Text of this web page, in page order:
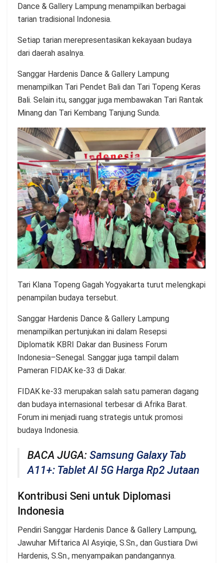
Dance & Gallery Lampung menampilkan berbagai
tarian tradisional Indonesia.
Setiap tarian merepresentasikan kekayaan budaya
dari daerah asalnya.
Sanggar Hardenis Dance & Gallery Lampung
menampilkan Tari Pendet Bali dan Tari Topeng Keras
Bali. Selain itu, sanggar juga membawakan Tari Rantak
Minang dan Tari Kembang Tanjung Sunda.
Tari Klana Topeng Gagah Yogyakarta turut melengkapi
penampilan budaya tersebut.
Sanggar Hardenis Dance & Gallery Lampung
menampilkan pertunjukan ini dalam Resepsi
Diplomatik KBRI Dakar dan Business Forum
Indonesia–Senegal. Sanggar juga tampil dalam
Pameran FIDAK ke-33 di Dakar.
FIDAK ke-33 merupakan salah satu pameran dagang
dan budaya internasional terbesar di Afrika Barat.
Forum ini menjadi ruang strategis untuk promosi
budaya Indonesia.
BACA JUGA: Samsung Galaxy Tab
A11+: Tablet AI 5G Harga Rp2 Jutaan
Kontribusi Seni untuk Diplomasi
Indonesia
Pendiri Sanggar Hardenis Dance & Gallery Lampung,
Jawuhar Miftarica Al Asyiqie, S.Sn., dan Gustiara Dwi
Hardenis, S.Sn., menyampaikan pandangannya.